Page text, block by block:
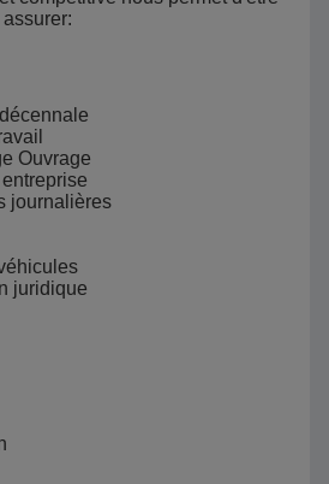
Ouvrage
journalières
juridique